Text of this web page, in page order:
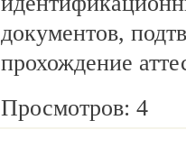
документов,
прохождение
Просмотров: 4